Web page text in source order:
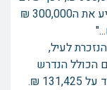
כעת יהושע למר דוד החצי... וכשיתן המשקיע את ה300,000 ₪
הנזכרת לעיל,
הכולל הנדרש
₪.